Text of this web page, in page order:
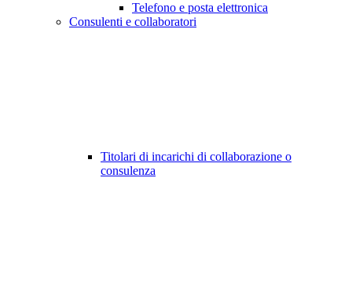
Telefono e posta elettronica
Consulenti e collaboratori
Titolari di incarichi di collaborazione o
consulenza